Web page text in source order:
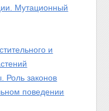
Мутационный
и
Роль законов
поведении